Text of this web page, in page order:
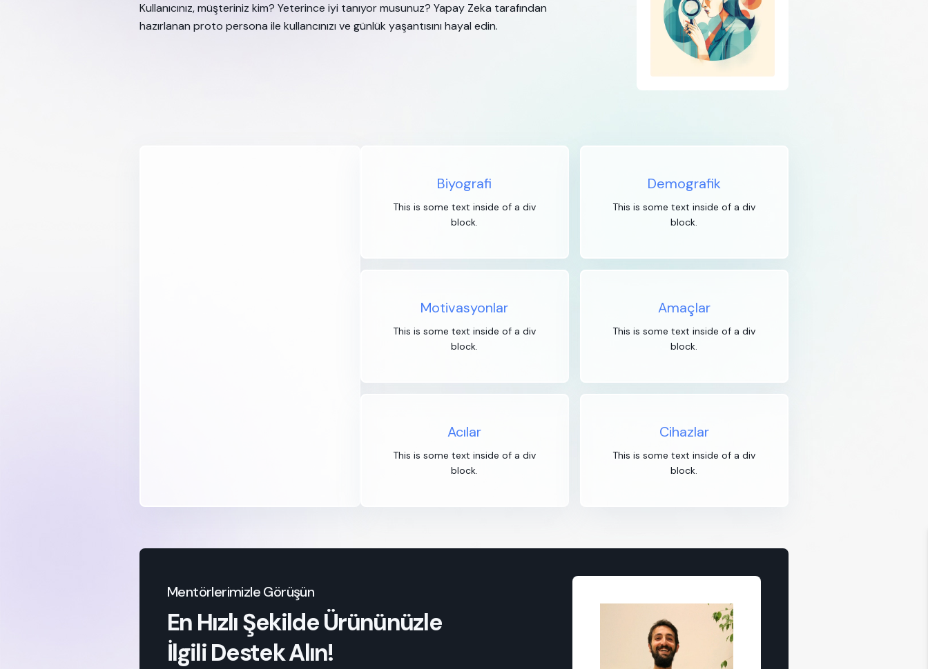
Kullanıcınız, müşteriniz kim? Yeterince iyi tanıyor musunuz? Yapay Zeka tarafından
hazırlanan proto persona ile kullancınızı ve günlük yaşantısını hayal edin.
Biyografi
This is some text inside of a div
block.
Demografik
This is some text inside of a div
block.
Motivasyonlar
This is some text inside of a div
block.
Amaçlar
This is some text inside of a div
block.
Acılar
This is some text inside of a div
block.
Cihazlar
This is some text inside of a div
block.
Mentörlerimizle Görüşün
En Hızlı Şekilde Ürününüzle
İlgili Destek Alın!